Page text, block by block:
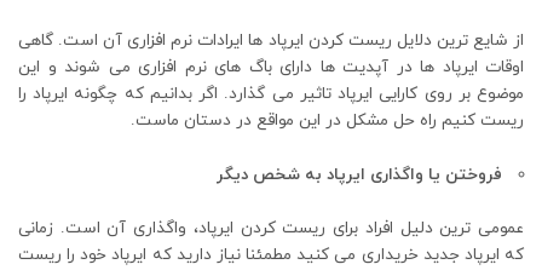
از شایع ترین دلایل ریست کردن ایرپاد ها ایرادات نرم افزاری آن است. گاهی
اوقات ایرپاد ها در آپدیت ها دارای باگ های نرم افزاری می شوند و این
موضوع بر روی کارایی ایرپاد تاثیر می گذارد. اگر بدانیم که چگونه ایرپاد را
ریست کنیم راه حل مشکل در این مواقع در دستان ماست.
فروختن یا واگذاری ایرپاد به شخص دیگر
عمومی ترین دلیل افراد برای ریست کردن ایرپاد، واگذاری آن است. زمانی
که ایرپاد جدید خریداری می کنید مطمئنا نیاز دارید که ایرپاد خود را ریست